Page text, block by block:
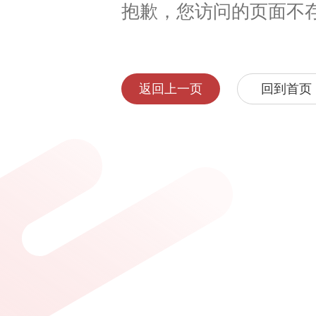
抱歉，您访问的页面不
返回上一页 回到首页